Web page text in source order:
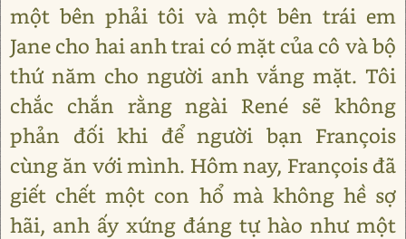
một bên phải tôi và một bên trái em
Jane cho hai anh trai có mặt của cô và bộ
thứ năm cho người anh vắng mặt. Tôi
chắc chắn rằng ngài René sẽ không
phản đối khi để người bạn François
cùng ăn với mình. Hôm nay, François đã
giết chết một con hổ mà không hề sợ
hãi, anh ấy xứng đáng tự hào như một